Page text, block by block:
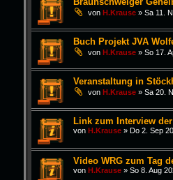
von H.Krause» Sa 11.
Buch Projekt JVA
von H.Krause» So 17.
Veranstaltung in
von H.Krause» Sa 20.
Link zum Interview
von H.Krause» Do 2. Sep
Video WRG zum Tag
von H.Krause» So 8. Aug